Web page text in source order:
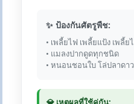
✨ ป้องกันศัตรูพืช:
• เพลี้ยไฟ เพลี้ยแป้ง เพลี้ย
• แมลงปากดูดทุกชนิด
• หนอนชอนใบ โล่ปลาดาว